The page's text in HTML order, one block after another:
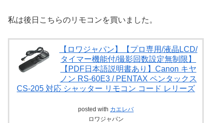
私は後日こちらのリモコンを買いました。
【ロワジャパン】【プロ専用/液晶LCD/
タイマー機能付/撮影回数設定無制限】
【PDF日本語説明書あり】Canon キヤ
ノン RS-60E3 / PENTAX ペンタックス
CS-205 対応 シャッター リモコン コード レリーズ
posted with カエレバ
ロワジャパン